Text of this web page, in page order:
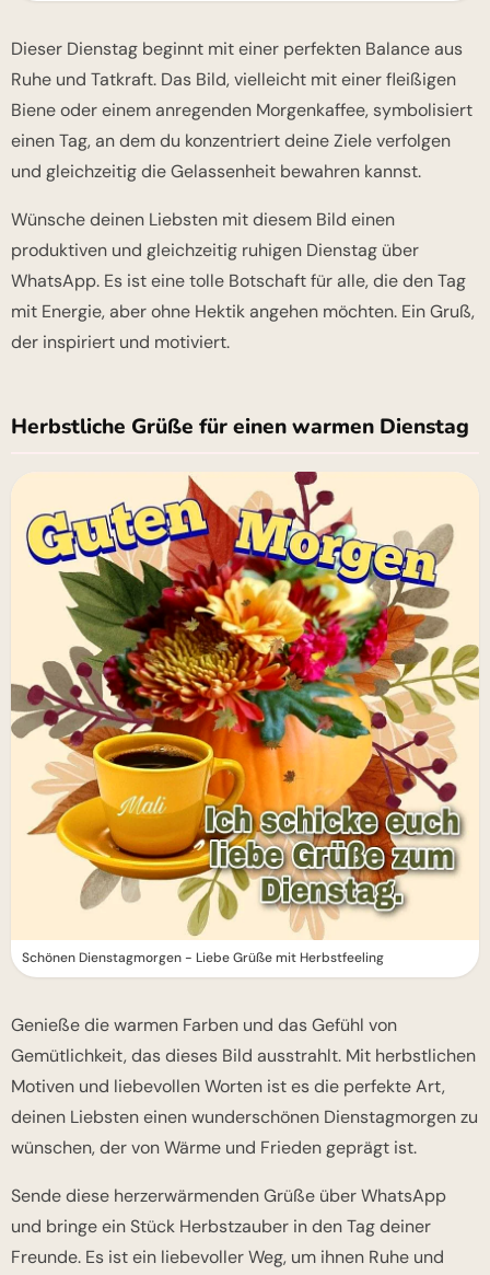
Dieser Dienstag beginnt mit einer perfekten Balance aus
Ruhe und Tatkraft. Das Bild, vielleicht mit einer fleißigen
Biene oder einem anregenden Morgenkaffee, symbolisiert
einen Tag, an dem du konzentriert deine Ziele verfolgen
und gleichzeitig die Gelassenheit bewahren kannst.
Wünsche deinen Liebsten mit diesem Bild einen
produktiven und gleichzeitig ruhigen Dienstag über
WhatsApp. Es ist eine tolle Botschaft für alle, die den Tag
mit Energie, aber ohne Hektik angehen möchten. Ein Gruß,
der inspiriert und motiviert.
Herbstliche Grüße für einen warmen Dienstag
Schönen Dienstagmorgen - Liebe Grüße mit Herbstfeeling
Genieße die warmen Farben und das Gefühl von
Gemütlichkeit, das dieses Bild ausstrahlt. Mit herbstlichen
Motiven und liebevollen Worten ist es die perfekte Art,
deinen Liebsten einen wunderschönen Dienstagmorgen zu
wünschen, der von Wärme und Frieden geprägt ist.
Sende diese herzerwärmenden Grüße über WhatsApp
und bringe ein Stück Herbstzauber in den Tag deiner
Freunde. Es ist ein liebevoller Weg, um ihnen Ruhe und